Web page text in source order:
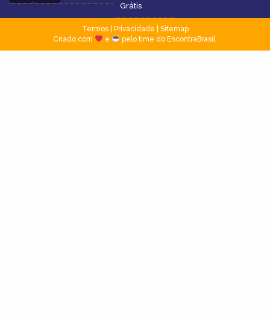
Grátis
Termos| Privacidade
Sitemap
Criado com
e pelo time do EncontraBrasil